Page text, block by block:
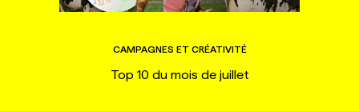
CAMPAGNES ET CRÉATIVITÉ
Top 10 du mois de juillet